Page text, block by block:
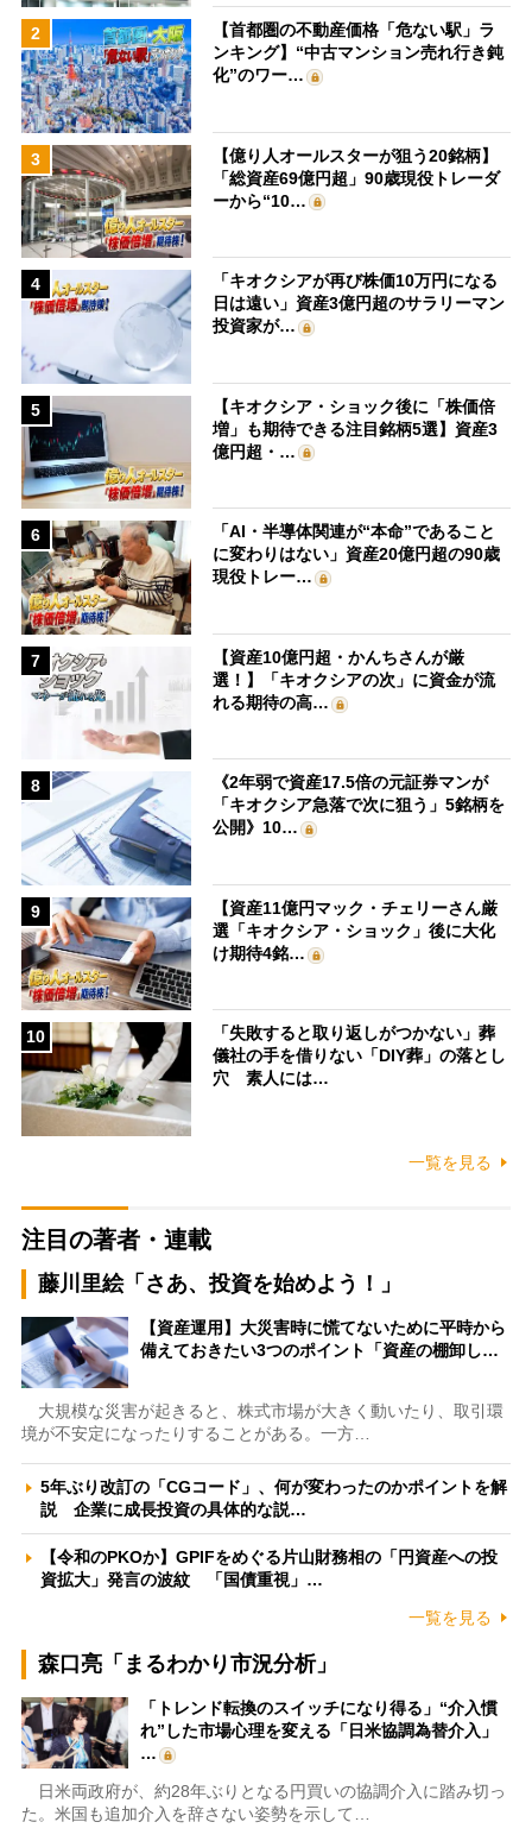
2
【首都圏の不動産価格「危ない駅」ラ
ンキング】“中古マンション売れ行き鈍
化”のワー…
3
【億り人オールスターが狙う20銘柄】
「総資産69億円超」90歳現役トレーダ
ーから“10…
4
「キオクシアが再び株価10万円になる
日は遠い」資産3億円超のサラリーマン
投資家が…
5
【キオクシア・ショック後に「株価倍
増」も期待できる注目銘柄5選】資産3
億円超・…
6
「AI・半導体関連が“本命”であること
に変わりはない」資産20億円超の90歳
現役トレー…
7
【資産10億円超・かんちさんが厳
選！】「キオクシアの次」に資金が流
れる期待の高…
8
《2年弱で資産17.5倍の元証券マンが
「キオクシア急落で次に狙う」5銘柄を
公開》10…
9
【資産11億円マック・チェリーさん厳
選「キオクシア・ショック」後に大化
け期待4銘…
10
「失敗すると取り返しがつかない」葬
儀社の手を借りない「DIY葬」の落とし
穴 素人には…
一覧を見る
注目の著者・連載
藤川里絵「さあ、投資を始めよう！」
【資産運用】大災害時に慌てないために平時から
備えておきたい3つのポイント「資産の棚卸し…
大規模な災害が起きると、株式市場が大きく動いたり、取引環
境が不安定になったりすることがある。一方…
5年ぶり改訂の「CGコード」、何が変わったのかポイントを解
説 企業に成長投資の具体的な説…
【令和のPKOか】GPIFをめぐる片山財務相の「円資産への投
資拡大」発言の波紋 「国債重視」…
一覧を見る
森口亮「まるわかり市況分析」
「トレンド転換のスイッチになり得る」“介入慣
れ”した市場心理を変える「日米協調為替介入」
…
日米両政府が、約28年ぶりとなる円買いの協調介入に踏み切っ
た。米国も追加介入を辞さない姿勢を示して…